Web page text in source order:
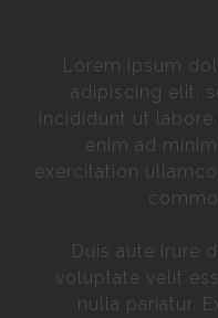
Lorem ipsum
adipiscing elit,
incididunt ut
enim ad
exercitation
Duis aute irure
voluptate velit
nulla pariatur.